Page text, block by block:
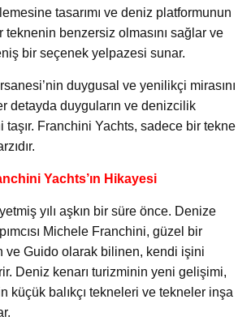
tasarımı ve deniz platformunun
teknenin benzersiz olmasını sağlar ve
bir seçenek yelpazesi sunar.
duygusal ve yenilikçi mirasını
detayda duyguların ve denizcilik
taşır. Franchini Yachts, sadece bir tekne
Yachts’ın Hikayesi
yılı aşkın bir süre önce. Denize
Michele Franchini, güzel bir
ve Guido olarak bilinen, kendi işini
Deniz kenarı turizminin yeni gelişimi,
küçük balıkçı tekneleri ve tekneler inşa